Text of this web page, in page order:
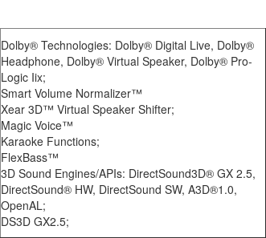
Dolby® Technologies: Dolby® Digital Live, Dolby®
Headphone, Dolby® Virtual Speaker, Dolby® Pro-
Logic Iix;
Smart Volume Normalizer™
Xear 3D™ Virtual Speaker Shifter;
Magic Voice™
Karaoke Functions;
FlexBass™
3D Sound Engines/APIs: DirectSound3D® GX 2.5,
DirectSound® HW, DirectSound SW, A3D®1.0,
OpenAL;
DS3D GX2.5;